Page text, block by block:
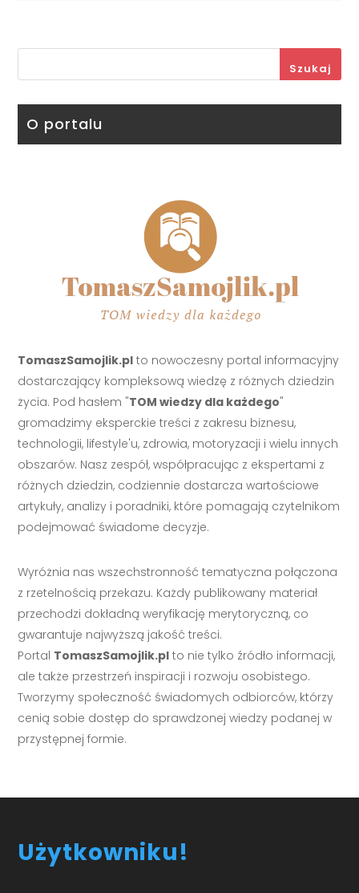
Szukaj
O portalu
TomaszSamojlik.pl to nowoczesny portal informacyjny
dostarczający kompleksową wiedzę z różnych dziedzin
życia. Pod hasłem "TOM wiedzy dla każdego"
gromadzimy eksperckie treści z zakresu biznesu,
technologii, lifestyle'u, zdrowia, motoryzacji i wielu innych
obszarów. Nasz zespół, współpracując z ekspertami z
różnych dziedzin, codziennie dostarcza wartościowe
artykuły, analizy i poradniki, które pomagają czytelnikom
podejmować świadome decyzje.
Wyróżnia nas wszechstronność tematyczna połączona
z rzetelnością przekazu. Każdy publikowany materiał
przechodzi dokładną weryfikację merytoryczną, co
gwarantuje najwyższą jakość treści.
Portal TomaszSamojlik.pl to nie tylko źródło informacji,
ale także przestrzeń inspiracji i rozwoju osobistego.
Tworzymy społeczność świadomych odbiorców, którzy
cenią sobie dostęp do sprawdzonej wiedzy podanej w
przystępnej formie.
Użytkowniku!